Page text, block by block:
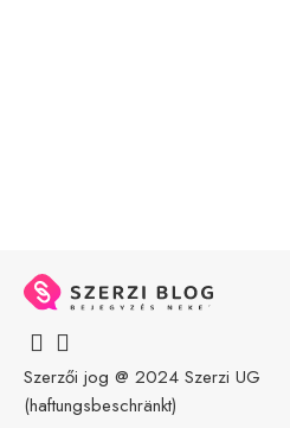
Szerzői jog @ 2024 Szerzi UG
(haftungsbeschränkt)